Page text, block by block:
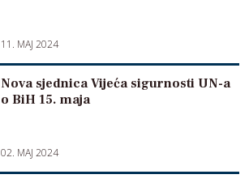
11. MAJ 2024
Nova sjednica Vijeća sigurnosti UN-a
o BiH 15. maja
02. MAJ 2024